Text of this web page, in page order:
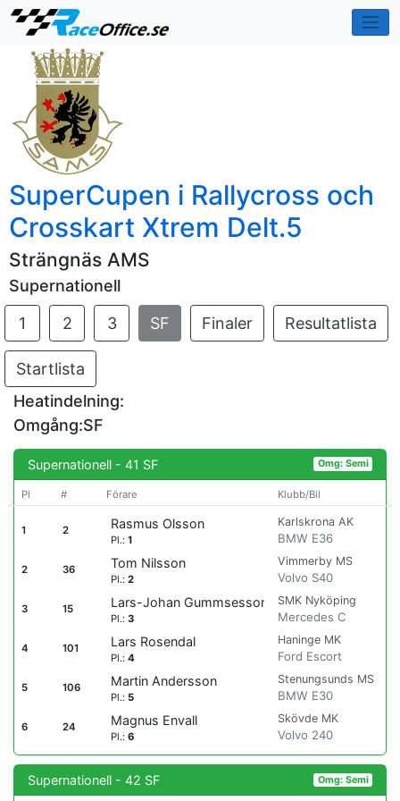
SuperCupen i Rallycross och
Crosskart Xtrem Delt.5
Strängnäs AMS
Supernationell
1
2 3 SF Finaler Resultatlista
Startlista
Heatindelning:
Omgång:SF
Supernationell - 41 SF Omg: Semi
Pl # Förare Klubb/Bil
1 2 Rasmus Olsson
Pl.:1
Karlskrona AK
BMW E36
2 36 Tom Nilsson
Pl.:2
Vimmerby MS
Volvo S40
3 15 Lars-Johan Gummsesson
Pl.:3
SMK Nyköping
Mercedes C
4 101 Lars Rosendal
Pl.:4
Haninge MK
Ford Escort
5 106 Martin Andersson
Pl.: 5
Stenungsunds MS
BMW E30
6 24 Magnus Envall
Pl.:6
Skövde MK
Volvo 240
Supernationell - 42 SF Omg: Semi